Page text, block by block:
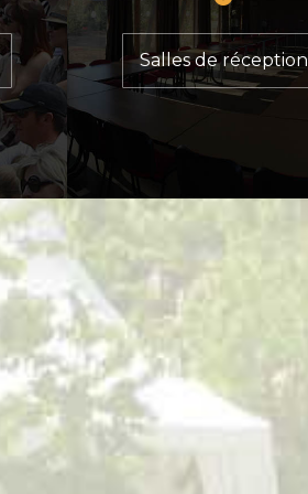
Salles de réception